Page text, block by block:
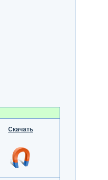
Скачать